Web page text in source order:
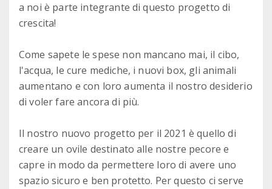
a noi è parte integrante di questo progetto di
crescita!
Come sapete le spese non mancano mai, il cibo,
l'acqua, le cure mediche, i nuovi box, gli animali
aumentano e con loro aumenta il nostro desiderio
di voler fare ancora di più.
Il nostro nuovo progetto per il 2021 è quello di
creare un ovile destinato alle nostre pecore e
capre in modo da permettere loro di avere uno
spazio sicuro e ben protetto. Per questo ci serve